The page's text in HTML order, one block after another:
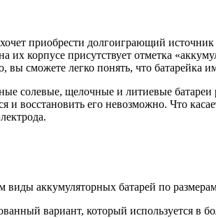
приобрести долгоиграющий
корпусе присутствует отметка
вы сможете легко понять, что батарейка
солевые, щелочные и литиевые
восстановить его невозможно. Что
виды аккумуляторных батарей по
вариант, который используется в